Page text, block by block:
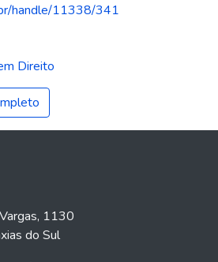
handle/11338/341
Direito
1130
do Sul